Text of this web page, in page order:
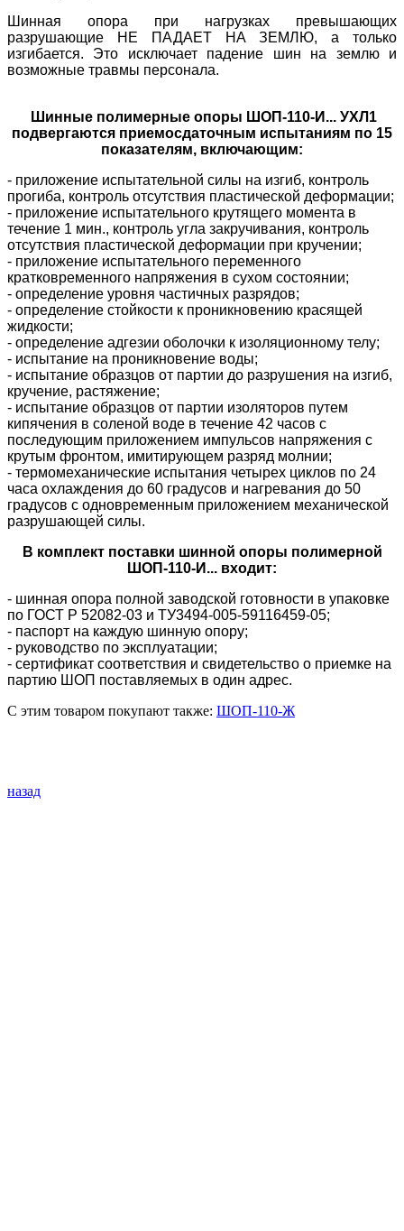
Шинная опора при нагрузках превышающих
разрушающие НЕ ПАДАЕТ НА ЗЕМЛЮ, а только
изгибается. Это исключает падение шин на землю и
возможные травмы персонала.
Шинные полимерные опоры ШОП-110-И... УХЛ1
подвергаются приемосдаточным испытаниям по 15
показателям, включающим:
- приложение испытательной силы на изгиб, контроль
прогиба, контроль отсутствия пластической деформации;
- приложение испытательного крутящего момента в
течение 1 мин., контроль угла закручивания, контроль
отсутствия пластической деформации при кручении;
- приложение испытательного переменного
кратковременного напряжения в сухом состоянии;
- определение уровня частичных разрядов;
- определение стойкости к проникновению красящей
жидкости;
- определение адгезии оболочки к изоляционному телу;
- испытание на проникновение воды;
- испытание образцов от партии до разрушения на изгиб,
кручение, растяжение;
- испытание образцов от партии изоляторов путем
кипячения в соленой воде в течение 42 часов с
последующим приложением импульсов напряжения с
крутым фронтом, имитирующем разряд молнии;
- термомеханические испытания четырех циклов по 24
часа охлаждения до 60 градусов и нагревания до 50
градусов с одновременным приложением механической
разрушающей силы.
В комплект поставки шинной опоры полимерной
ШОП-110-И... входит:
- шинная опора полной заводской готовности в упаковке
по ГОСТ Р 52082-03 и ТУ3494-005-59116459-05;
- паспорт на каждую шинную опору;
- руководство по эксплуатации;
- сертификат соответствия и свидетельство о приемке на
партию ШОП поставляемых в один адрес.
С этим товаром покупают также: ШОП-110-Ж
назад